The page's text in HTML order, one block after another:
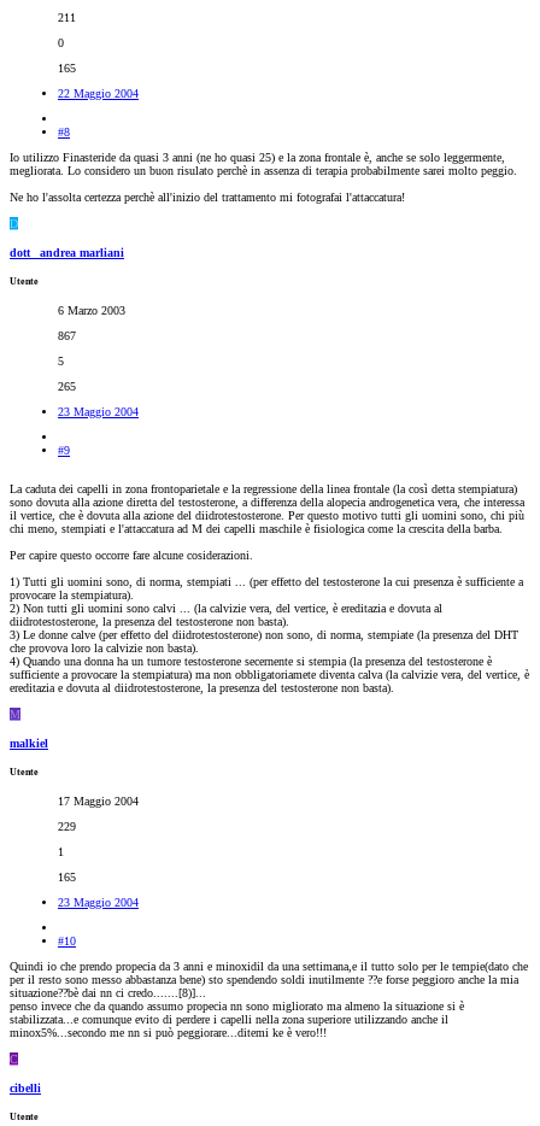
211
0
165
22 Maggio 2004
#8
Io utilizzo Finasteride da quasi 3 anni (ne ho quasi 25) e la zona frontale è, anche se solo leggermente,
megliorata. Lo considero un buon risulato perchè in assenza di terapia probabilmente sarei molto peggio.
Ne ho l'assolta certezza perchè all'inizio del trattamento mi fotografai l'attaccatura!
D
dott_ andrea marliani
Utente
6 Marzo 2003
867
5
265
23 Maggio 2004
#9
La caduta dei capelli in zona frontoparietale e la regressione della linea frontale (la così detta stempiatura)
sono dovuta alla azione diretta del testosterone, a differenza della alopecia androgenetica vera, che interessa
il vertice, che è dovuta alla azione del diidrotestosterone. Per questo motivo tutti gli uomini sono, chi più
chi meno, stempiati e l'attaccatura ad M dei capelli maschile è fisiologica come la crescita della barba.
Per capire questo occorre fare alcune cosiderazioni.
1) Tutti gli uomini sono, di norma, stempiati ... (per effetto del testosterone la cui presenza è sufficiente a
provocare la stempiatura).
2) Non tutti gli uomini sono calvi ... (la calvizie vera, del vertice, è ereditazia e dovuta al
diidrotestosterone, la presenza del testosterone non basta).
3) Le donne calve (per effetto del diidrotestosterone) non sono, di norma, stempiate (la presenza del DHT
che provova loro la calvizie non basta).
4) Quando una donna ha un tumore testosterone secernente si stempia (la presenza del testosterone è
sufficiente a provocare la stempiatura) ma non obbligatoriamete diventa calva (la calvizie vera, del vertice, è
ereditazia e dovuta al diidrotestosterone, la presenza del testosterone non basta).
M
malkiel
Utente
17 Maggio 2004
229
1
165
23 Maggio 2004
#10
Quindi io che prendo propecia da 3 anni e minoxidil da una settimana,e il tutto solo per le tempie(dato che
per il resto sono messo abbastanza bene) sto spendendo soldi inutilmente ??e forse peggioro anche la mia
situazione??bè dai nn ci credo.......[8)]...
penso invece che da quando assumo propecia nn sono migliorato ma almeno la situazione si è
stabilizzata...e comunque evito di perdere i capelli nella zona superiore utilizzando anche il
minox5%...secondo me nn si può peggiorare...ditemi ke è vero!!!
C
cibelli
Utente